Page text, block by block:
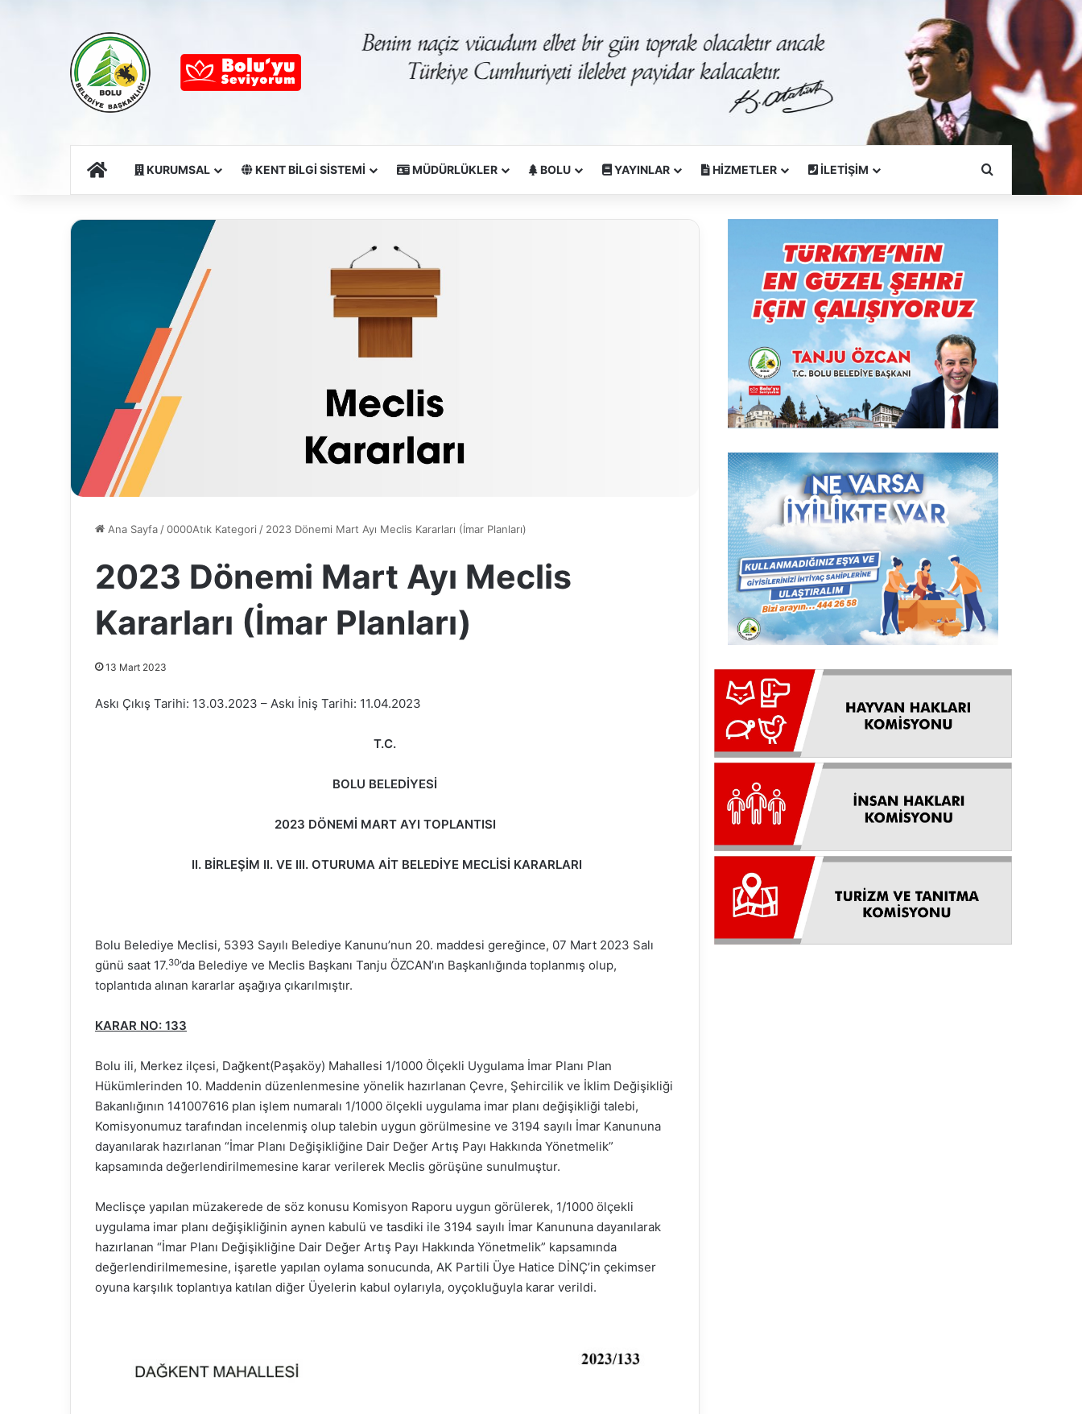
Ana SayfaKURUMSAL KENT BİLGİ SİSTEMİ MÜDÜRLÜKLER BOLU YAYINLAR HİZMETLER İLETİŞİM Arama Yapın
Ana Sayfa/0000Atık Kategori / 2023 Dönemi Mart Ayı Meclis Kararları (İmar Planları)
2023 Dönemi Mart Ayı Meclis
Kararları (İmar Planları)
13 Mart 2023
Askı Çıkış Tarihi: 13.03.2023 – Askı İniş Tarihi: 11.04.2023
T.C.
BOLU BELEDİYESİ
2023 DÖNEMİ MART AYI TOPLANTISI
II. BİRLEŞİM II. VE III. OTURUMA AİT BELEDİYE MECLİSİ KARARLARI
Bolu Belediye Meclisi, 5393 Sayılı Belediye Kanunu’nun 20. maddesi gereğince, 07 Mart 2023 Salı
günü saat 17.30’da Belediye ve Meclis Başkanı Tanju ÖZCAN’ın Başkanlığında toplanmış olup,
toplantıda alınan kararlar aşağıya çıkarılmıştır.
KARAR NO: 133
Bolu ili, Merkez ilçesi, Dağkent(Paşaköy) Mahallesi 1/1000 Ölçekli Uygulama İmar Planı Plan
Hükümlerinden 10. Maddenin düzenlenmesine yönelik hazırlanan Çevre, Şehircilik ve İklim Değişikliği
Bakanlığının 141007616 plan işlem numaralı 1/1000 ölçekli uygulama imar planı değişikliği talebi,
Komisyonumuz tarafından incelenmiş olup talebin uygun görülmesine ve 3194 sayılı İmar Kanununa
dayanılarak hazırlanan “İmar Planı Değişikliğine Dair Değer Artış Payı Hakkında Yönetmelik”
kapsamında değerlendirilmemesine karar verilerek Meclis görüşüne sunulmuştur.
Meclisçe yapılan müzakerede de söz konusu Komisyon Raporu uygun görülerek, 1/1000 ölçekli
uygulama imar planı değişikliğinin aynen kabulü ve tasdiki ile 3194 sayılı İmar Kanununa dayanılarak
hazırlanan “İmar Planı Değişikliğine Dair Değer Artış Payı Hakkında Yönetmelik” kapsamında
değerlendirilmemesine, işaretle yapılan oylama sonucunda, AK Partili Üye Hatice DİNÇ’in çekimser
oyuna karşılık toplantıya katılan diğer Üyelerin kabul oylarıyla, oyçokluğuyla karar verildi.